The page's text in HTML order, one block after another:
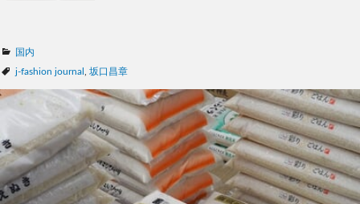
カ
テ
リ
国内
タ
j-fashion journal 坂口昌章